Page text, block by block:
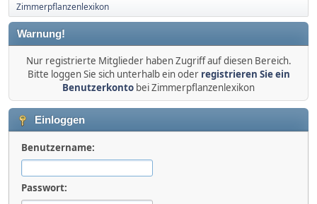
Zimmerpflanzenlexikon
Warnung!
Nur registrierte Mitglieder haben Zugriff auf diesen Bereich.
Bitte loggen Sie sich unterhalb ein oder registrieren Sie ein
Benutzerkonto bei Zimmerpflanzenlexikon
Einloggen
Benutzername:
Passwort: